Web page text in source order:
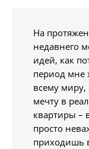
На
недавнего
идей, как
период мне
всему миру,
мечту в
квартиры –
просто
приходишь